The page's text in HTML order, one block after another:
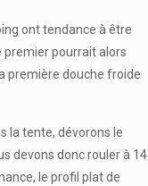
ont tendance à être
premier pourrait alors
première douche froide
la tente, dévorons le
devons donc rouler à 14
le profil plat de